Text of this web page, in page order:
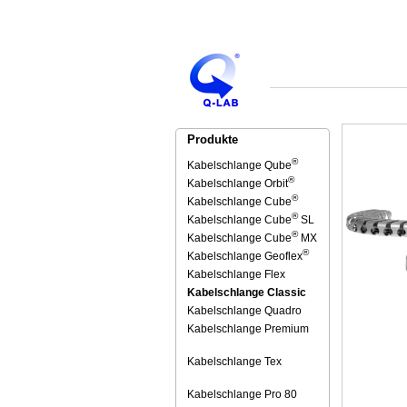
Produkte
Kabelschlange Qube®
Kabelschlange Orbit®
Kabelschlange Cube®
Kabelschlange Cube®SL
Kabelschlange Cube®MX
Kabelschlange Geoflex®
Kabelschlange Flex
Kabelschlange Classic
Kabelschlange Quadro
Kabelschlange Premium
Kabelschlange Tex
Kabelschlange Pro 80